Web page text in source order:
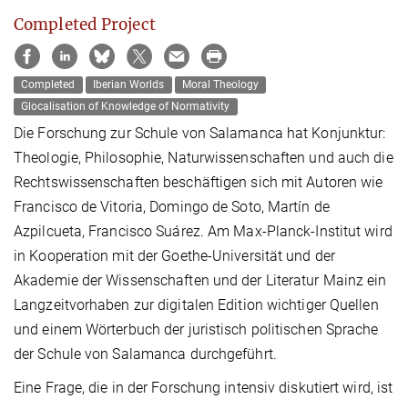
Completed Project
Completed Iberian Worlds
Moral Theology
Glocalisation of Knowledge of Normativity
Die Forschung zur Schule von Salamanca hat Konjunktur:
Theologie, Philosophie, Naturwissenschaften und auch die
Rechtswissenschaften beschäftigen sich mit Autoren wie
Francisco de Vitoria, Domingo de Soto, Martín de
Azpilcueta, Francisco Suárez. Am Max-Planck-Institut wird
in Kooperation mit der Goethe-Universität und der
Akademie der Wissenschaften und der Literatur Mainz ein
Langzeitvorhaben zur digitalen Edition wichtiger Quellen
und einem Wörterbuch der juristisch politischen Sprache
der Schule von Salamanca durchgeführt.
Eine Frage, die in der Forschung intensiv diskutiert wird, ist